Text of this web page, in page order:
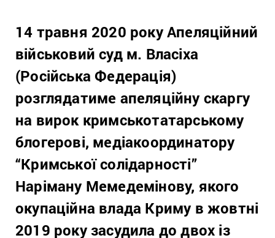
14 травня 2020 року Апеляційний
військовий суд м. Власіха
(Російська Федерація)
розглядатиме апеляційну скаргу
на вирок кримськотатарському
блогерові, медіакоординатору
“Кримської солідарності”
Наріману Мемедемінову, якого
окупаційна влада Криму в жовтні
2019 року засудила до двох із